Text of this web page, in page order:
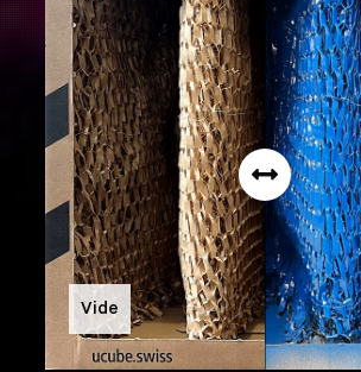
Vide